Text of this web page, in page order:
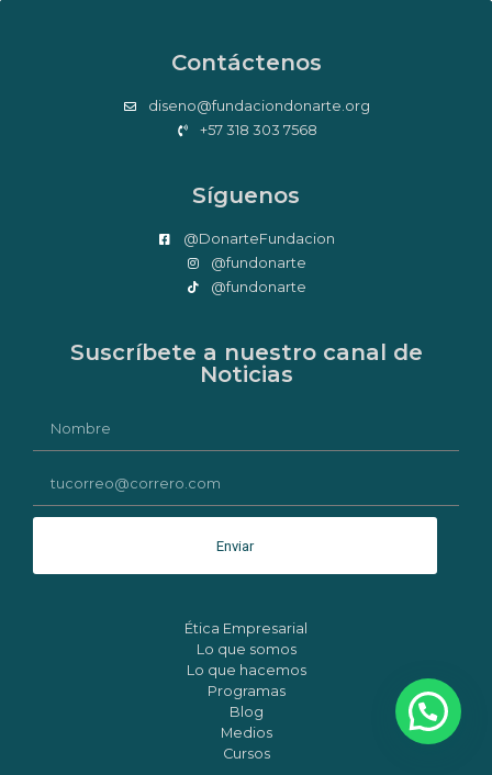
Contáctenos
diseno@fundaciondonarte.org
+57 318 303 7568
Síguenos
@DonarteFundacion
@fundonarte
@fundonarte
Suscríbete a nuestro canal de
Noticias
Enviar
Ética Empresarial
Lo que somos
Lo que hacemos
Programas
Blog
Medios
Cursos